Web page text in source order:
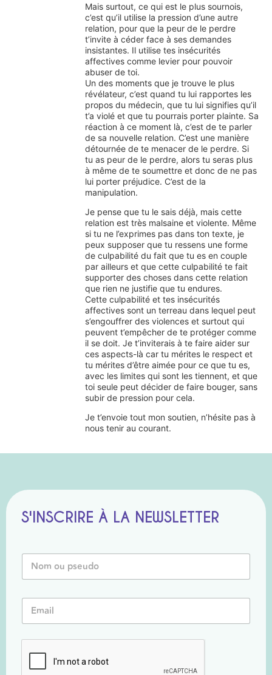
Mais surtout, ce qui est le plus sournois,
c’est qu’il utilise la pression d’une autre
relation, pour que la peur de le perdre
t’invite à céder face à ses demandes
insistantes. Il utilise tes insécurités
affectives comme levier pour pouvoir
abuser de toi.
Un des moments que je trouve le plus
révélateur, c’est quand tu lui rapportes les
propos du médecin, que tu lui signifies qu’il
t’a violé et que tu pourrais porter plainte. Sa
réaction à ce moment là, c’est de te parler
de sa nouvelle relation. C’est une manière
détournée de te menacer de le perdre. Si
tu as peur de le perdre, alors tu seras plus
à même de te soumettre et donc de ne pas
lui porter préjudice. C’est de la
manipulation.
Je pense que tu le sais déjà, mais cette
relation est très malsaine et violente. Même
si tu ne l’exprimes pas dans ton texte, je
peux supposer que tu ressens une forme
de culpabilité du fait que tu es en couple
par ailleurs et que cette culpabilité te fait
supporter des choses dans cette relation
que rien ne justifie que tu endures.
Cette culpabilité et tes insécurités
affectives sont un terreau dans lequel peut
s’engouffrer des violences et surtout qui
peuvent t’empêcher de te protéger comme
il se doit. Je t’inviterais à te faire aider sur
ces aspects-là car tu mérites le respect et
tu mérites d’être aimée pour ce que tu es,
avec les limites qui sont les tiennent, et que
toi seule peut décider de faire bouger, sans
subir de pression pour cela.
Je t’envoie tout mon soutien, n’hésite pas à
nous tenir au courant.
S'INSCRIRE À LA NEWSLETTER
N
m
s
e
*
a
i
E
a
i